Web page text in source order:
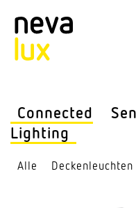
Connected
Lighting
Alle Decken­leuchten